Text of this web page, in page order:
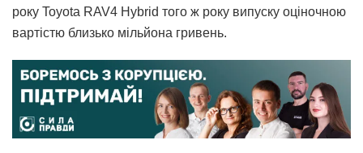
року Toyota RAV4 Hybrid того ж року випуску оціночною
вартістю близько мільйона гривень.